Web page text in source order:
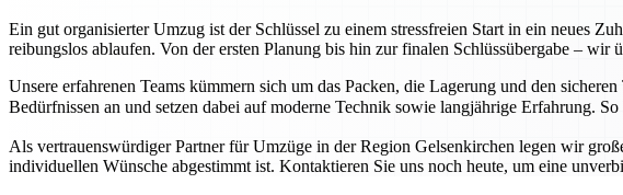
Ein gut organisierter Umzug ist der Schlüssel zu einem stressfreien Start in ein neues
reibungslos ablaufen. Von der ersten Planung bis hin zur finalen Schlüssübergabe –
Unsere erfahrenen Teams kümmern sich um das Packen, die Lagerung und den
Bedürfnissen an und setzen dabei auf moderne Technik sowie langjährige Erfahrung.
Als vertrauenswürdiger Partner für Umzüge in der Region Gelsenkirchen legen wir
individuellen Wünsche abgestimmt ist. Kontaktieren Sie uns noch heute, um eine